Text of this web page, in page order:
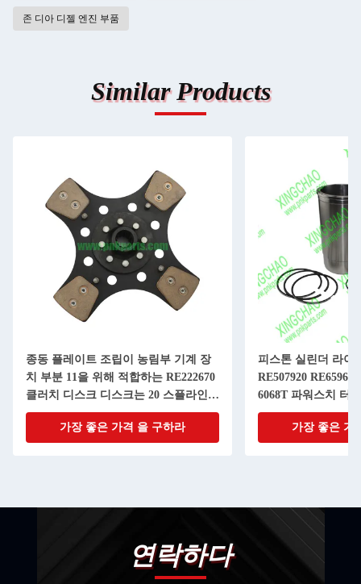
존 디아 디젤 엔진 부품
Similar Products
종동 플레이트 조립이 농림부 기계 장
치 부분 11을 위해 적합하는 RE222670
클러치 디스크 디스크는 20 스플라인으
로 조금씩 움직입니다
가장 좋은 가격 을 구하라
피스톤 실린더 라이
RE507920 RE65967
6068T 파워스치 터
가장 좋은 가
연락하다